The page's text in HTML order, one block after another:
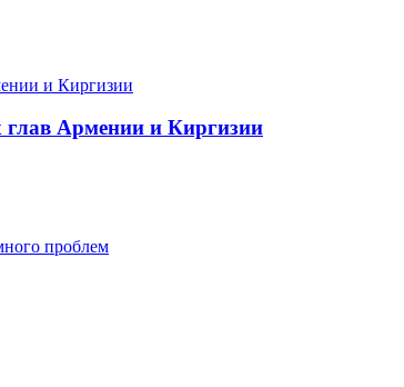
Армении и Киргизии
проблем